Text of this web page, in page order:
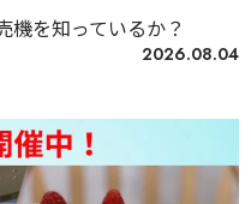
機を知っているか？
2026.08.04